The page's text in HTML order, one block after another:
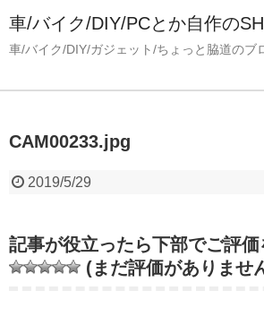
車/バイク/DIY/PCとか自作の
車/バイク/DIY/ガジェット/ちょっと脇道のブ
CAM00233.jpg
2019/5/29
記事が役立ったら下部でご評価
(まだ評価がありませ